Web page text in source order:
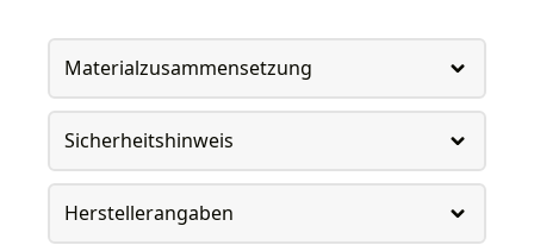
Materialzusammensetzung
Sicherheitshinweis
Herstellerangaben